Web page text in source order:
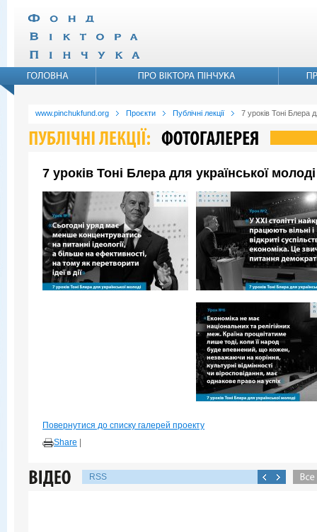
www.pinchukfund.org Проєкти Публічні лекції 7 уроків Тоні Блера
7 уроків Тоні Блера для української
Повернутися до списку галерей проекту
Share
RSS